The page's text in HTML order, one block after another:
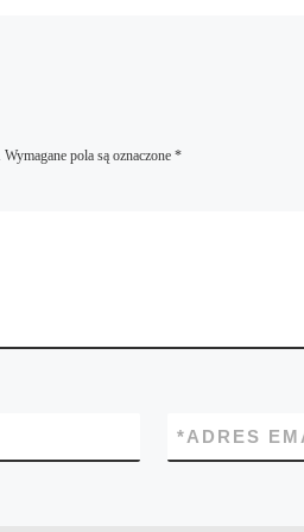
Wymagane pola są oznaczone *
ADRES
*